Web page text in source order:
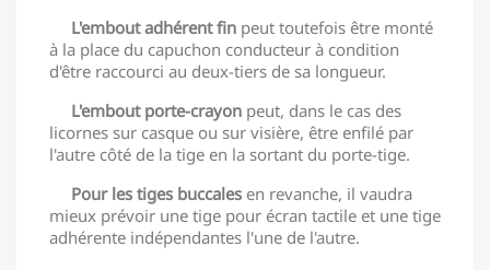
L'embout adhérent fin peut toutefois être monté
à la place du capuchon conducteur à condition
d'être raccourci au deux-tiers de sa longueur.
L'embout porte-crayon peut, dans le cas des
licornes sur casque ou sur visière, être enfilé par
l'autre côté de la tige en la sortant du porte-tige.
Pour les tiges buccales en revanche, il vaudra
mieux prévoir une tige pour écran tactile et une tige
adhérente indépendantes l'une de l'autre.